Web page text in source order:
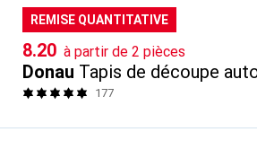
REMISE QUANTITATIVE
CHF
8.20 à partir de 2 pièces
Donau Tapis de découpe
177